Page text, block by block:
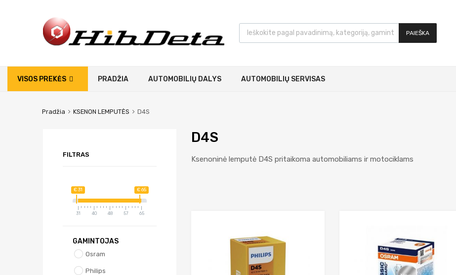
PAIEŠKA
VISOS PREKĖS PRADŽIA AUTOMOBILIŲ DALYS AUTOMOBILIŲ SERVISAS
Pradžia KSENON LEMPUTĖS D4S
D4S
Ksenoninė lemputė D4S pritaikoma automobiliams ir motociklams
FILTRAS
€ 31 € 65
31 40 48 57 65
GAMINTOJAS
Osram
Philips